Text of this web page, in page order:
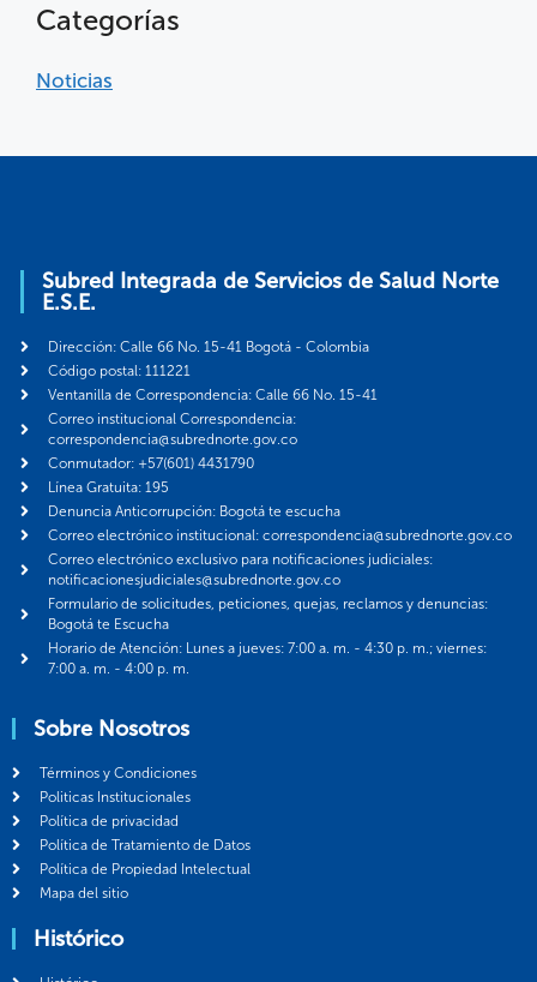
Categorías
Noticias
Subred Integrada de Servicios de Salud Norte
E.S.E.
Dirección: Calle 66 No. 15-41 Bogotá - Colombia
Código postal: 111221
Ventanilla de Correspondencia: Calle 66 No. 15-41
Correo institucional Correspondencia:
correspondencia@subrednorte.gov.co
Conmutador: +57(601) 4431790
Línea Gratuita: 195
Denuncia Anticorrupción: Bogotá te escucha
Correo electrónico institucional: correspondencia@subrednorte.gov.co
Correo electrónico exclusivo para notificaciones judiciales:
notificacionesjudiciales@subrednorte.gov.co
Formulario de solicitudes, peticiones, quejas, reclamos y denuncias:
Bogotá te Escucha
Horario de Atención: Lunes a jueves: 7:00 a. m. - 4:30 p. m.; viernes:
7:00 a. m. - 4:00 p. m.
Sobre Nosotros
Términos y Condiciones
Politicas Institucionales
Política de privacidad
Política de Tratamiento de Datos
Política de Propiedad Intelectual
Mapa del sitio
Histórico